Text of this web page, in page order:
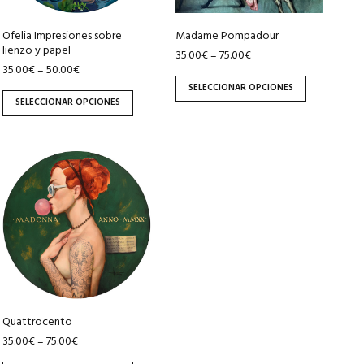
Ofelia Impresiones sobre
lienzo y papel
35.00€–50.00€
SELECCIONAR OPCIONES
pueden
elegir
en
la
página
producto
Madame Pompadour
35.00€–75.00€
SELECCIONAR OPCIONES
se
pueden
elegir
en
la
Quattrocento
35.00€–75.00€
producto
tiene
múltiples
variantes.
Las
opciones
pueden
elegir